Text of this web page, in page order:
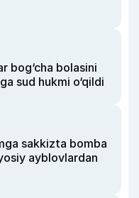
bog‘cha bolasini
sud hukmi o‘qildi
sakkizta bomba
ayblovlardan